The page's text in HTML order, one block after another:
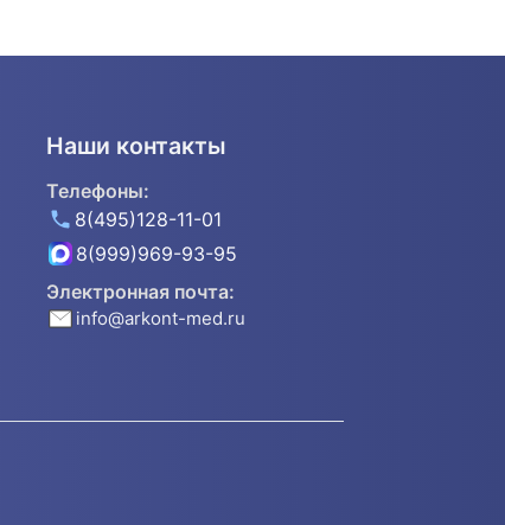
Наши контакты
Телефоны:
8(495)128-11-01
8(999)969-93-95
Электронная почта:
info@arkont-med.ru